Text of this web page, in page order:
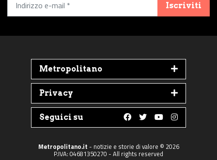
Iscriviti
Metropolitano
Privacy
Seguici su
Follow us on
Follow us on
Follow us on
Follow us
Metropolitano.it - notizie e storie di valore © 2026
P.IVA: 04681350270 - All rights reserved